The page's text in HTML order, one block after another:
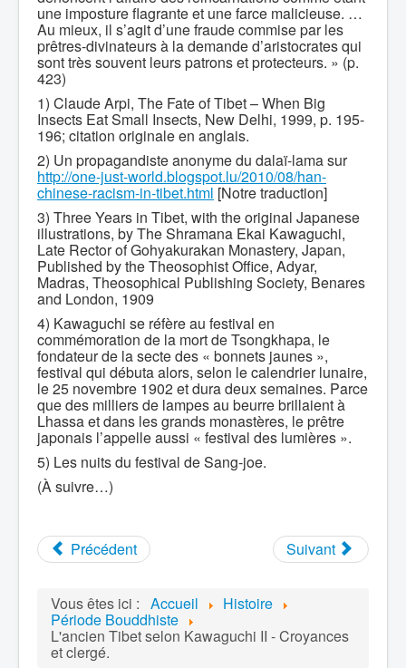
une imposture flagrante et une farce malicieuse. …
Au mieux, il s’agit d’une fraude commise par les
prêtres-divinateurs à la demande d’aristocrates qui
sont très souvent leurs patrons et protecteurs. » (p.
423)
1) Claude Arpi, The Fate of Tibet – When Big
Insects Eat Small Insects, New Delhi, 1999, p. 195-
196; citation originale en anglais.
2) Un propagandiste anonyme du dalaï-lama sur
http://one-just-world.blogspot.lu/2010/08/han-
chinese-racism-in-tibet.html [Notre traduction]
3) Three Years in Tibet, with the original Japanese
illustrations, by The Shramana Ekai Kawaguchi,
Late Rector of Gohyakurakan Monastery, Japan,
Published by the Theosophist Office, Adyar,
Madras, Theosophical Publishing Society, Benares
and London, 1909
4) Kawaguchi se réfère au festival en
commémoration de la mort de Tsongkhapa, le
fondateur de la secte des « bonnets jaunes »,
festival qui débuta alors, selon le calendrier lunaire,
le 25 novembre 1902 et dura deux semaines. Parce
que des milliers de lampes au beurre brillaient à
Lhassa et dans les grands monastères, le prêtre
japonais l’appelle aussi « festival des lumières ».
5) Les nuits du festival de Sang-joe.
(À suivre…)
Précédent Suivant
Vous êtes ici : Accueil Histoire
Période Bouddhiste
L'ancien Tibet selon Kawaguchi II - Croyances
et clergé.